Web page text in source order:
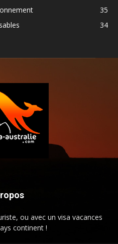
35
34
ou avec un visa vacances
continent !